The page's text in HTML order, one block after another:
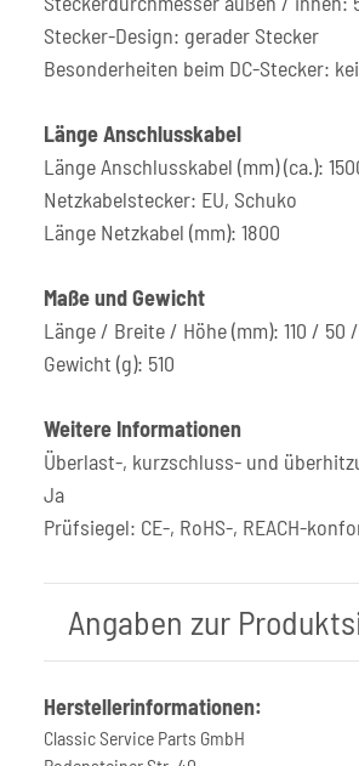
Stecker-Design: gerader Stecker
Besonderheiten beim DC-Stecker:
Länge Anschlusskabel
Länge Anschlusskabel (mm) (ca.):
Netzkabelstecker: EU, Schuko
Länge Netzkabel (mm): 1800
Maße und Gewicht
Länge / Breite / Höhe (mm): 110 / 50
Gewicht (g): 510
Weitere Informationen
Überlast-, kurzschluss- und
Ja
Prüfsiegel: CE-, RoHS-, REACH-
Angaben zur
Herstellerinformationen:
Classic Service Parts GmbH